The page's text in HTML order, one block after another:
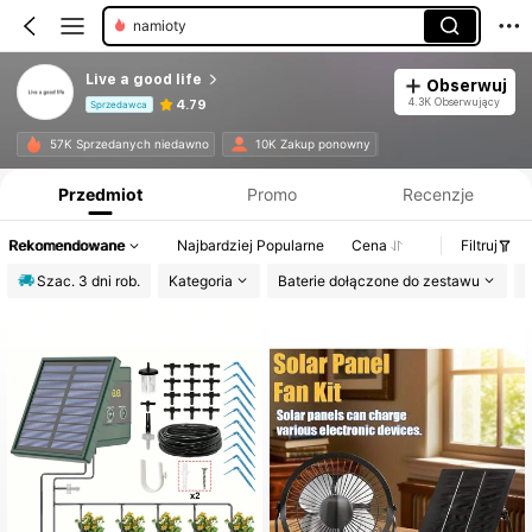
lampy słoneczne
Live a good life
Sprzedawca 4.79
Obserwuj
4.3K Obserwujący
57K Sprzedanych niedawno 10K Zakup ponowny
Przedmiot Promo Recenzje
Rekomendowane Najbardziej Popularne Cena
Filtruj
Szac. 3 dni rob.
Kategoria Baterie dołączone do zestawu